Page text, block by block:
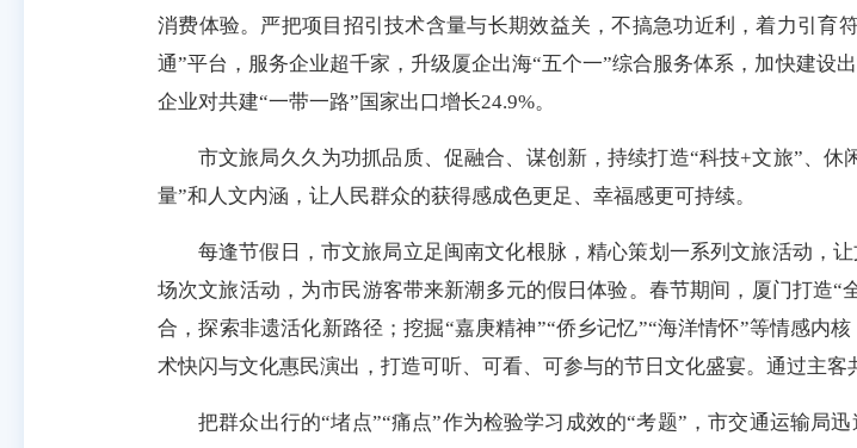
消费体验。严把项目招引技术含量与长期效益关，不搞急功近利，着力引育
通”平台，服务企业超千家，升级厦企出海“五个一”综合服务体系，加快建
企业对共建“一带一路”国家出口增长24.9%。
市文旅局久久为功抓品质、促融合、谋创新，持续打造“科技+文旅”、
量”和人文内涵，让人民群众的获得感成色更足、幸福感更可持续。
每逢节假日，市文旅局立足闽南文化根脉，精心策划一系列文旅活动，
场次文旅活动，为市民游客带来新潮多元的假日体验。春节期间，厦门打造
合，探索非遗活化新路径；挖掘“嘉庚精神”“侨乡记忆”“海洋情怀”等情感内
术快闪与文化惠民演出，打造可听、可看、可参与的节日文化盛宴。通过主客
把群众出行的“堵点”“痛点”作为检验学习成效的“考题”，市交通运输局